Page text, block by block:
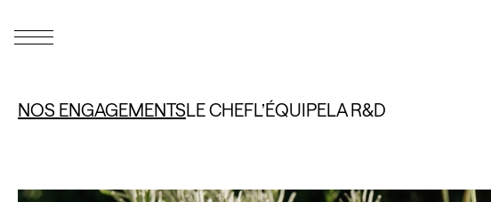
NOS ENGAGEMENTSLE CHEFL’ÉQUIPELA R&D